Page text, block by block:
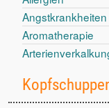
Angstkrankheiten
Aromatherapie